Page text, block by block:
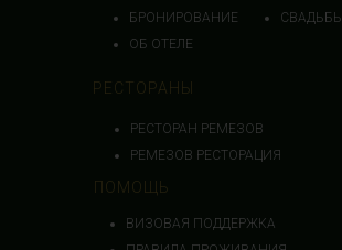
СВАДЬБЫ
ПОМОЩЬ
ВИЗОВАЯ ПОДДЕРЖКА
РЕСТОРАНЫ
РЕСТОРАН РЕМЕЗОВ
РЕМЕЗОВ РЕСТОРАЦИЯ
БРОНИРОВАНИЕ
ОБ ОТЕЛЕ